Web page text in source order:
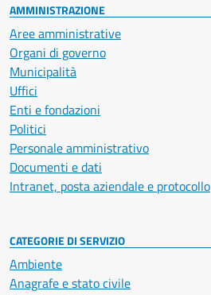
AMMINISTRAZIONE
Aree amministrative
Organi di governo
Municipalità
Uffici
Enti e fondazioni
Politici
Personale amministrativo
Documenti e dati
Intranet, posta aziendale e protocollo
CATEGORIE DI SERVIZIO
Ambiente
Anagrafe e stato civile